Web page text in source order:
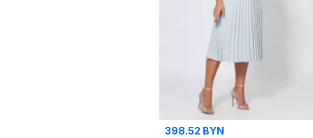
398.52 BYN